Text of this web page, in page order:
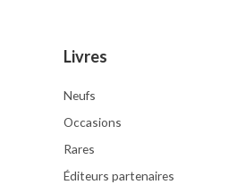
Livres
Neufs
Occasions
Rares
Éditeurs partenaires